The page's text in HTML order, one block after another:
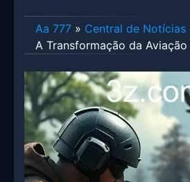
Aa 777 » Central de Notícias
A Transformação da